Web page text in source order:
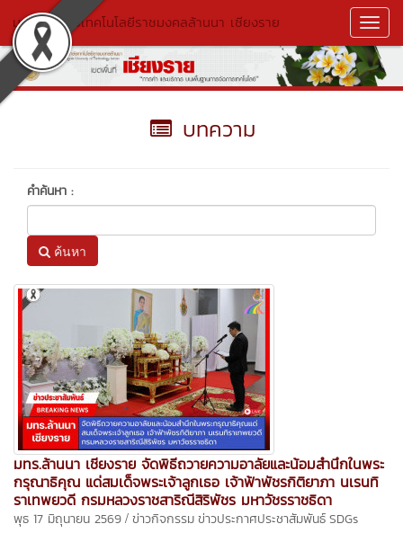
มหาวิทยาลัยเทคโนโลยีราชมงคลล้านนา เชียงราย
บทความ
คำค้นหา :
ค้นหา
มทร.ล้านนา เชียงราย จัดพิธีถวายความอาลัยและน้อมสำนึกในพระ
กรุณาธิคุณ แด่สมเด็จพระเจ้าลูกเธอ เจ้าฟ้าพัชรกิติยาภา นเรนทิ
ราเทพยวดี กรมหลวงราชสาริณีสิริพัชร มหาวัชรราชธิดา
พุธ 17 มิถุนายน 2569 / ข่าวกิจกรรมข่าวประกาศประชาสัมพันธ์SDGs